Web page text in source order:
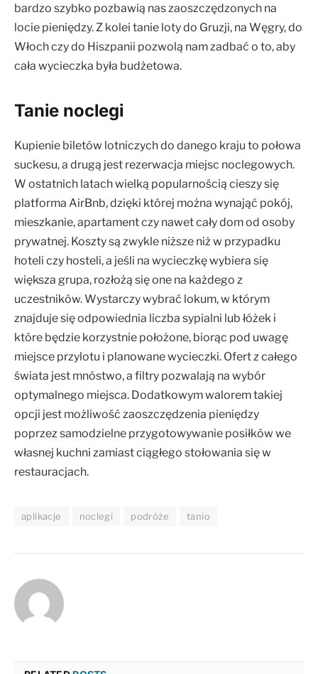
bardzo szybko pozbawią nas zaoszczędzonych na
locie pieniędzy. Z kolei tanie loty do Gruzji, na Węgry, do
Włoch czy do Hiszpanii pozwolą nam zadbać o to, aby
cała wycieczka była budżetowa.
Tanie noclegi
Kupienie biletów lotniczych do danego kraju to połowa
suckesu, a drugą jest rezerwacja miejsc noclegowych.
W ostatnich latach wielką popularnością cieszy się
platforma AirBnb, dzięki której można wynająć pokój,
mieszkanie, apartament czy nawet cały dom od osoby
prywatnej. Koszty są zwykle niższe niż w przypadku
hoteli czy hosteli, a jeśli na wycieczkę wybiera się
większa grupa, rozłożą się one na każdego z
uczestników. Wystarczy wybrać lokum, w którym
znajduje się odpowiednia liczba sypialni lub łóżek i
które będzie korzystnie położone, biorąc pod uwagę
miejsce przylotu i planowane wycieczki. Ofert z całego
świata jest mnóstwo, a filtry pozwalają na wybór
optymalnego miejsca. Dodatkowym walorem takiej
opcji jest możliwość zaoszczędzenia pieniędzy
poprzez samodzielne przygotowywanie posiłków we
własnej kuchni zamiast ciągłego stołowania się w
restauracjach.
aplikacje noclegi podróże tanio